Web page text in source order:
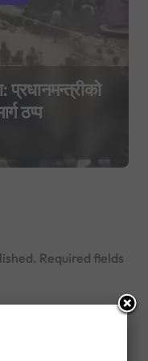
प्रधानमन्त्रीको
ठप्प
Required fields